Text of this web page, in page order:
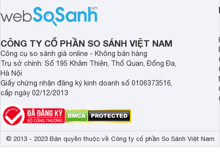
thời điểm mới mở bán, mang lại tỷ lệ
giá trị/chi phí hấp dẫn hơn cho người
dùng đang tìm kiếm một mẫu máy rửa
bát cao cấp.
CÔNG TY CỔ PHẦN SO SÁNH VIỆT NAM
Công cụ so sánh giá online - Không bán hàng
Trụ sở chính: Số 195 Khâm Thiên, Thổ Quan, Đống Đa,
Hà Nội
Giấy chứng nhận đăng ký kinh doanh số 0106373516,
cấp ngày 02/12/2013
© 2013 - 2023 Bản quyền thuộc về Công ty cổ phần So Sánh Việt Nam